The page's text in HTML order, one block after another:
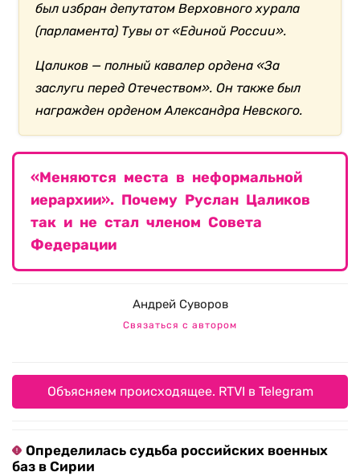
был избран депутатом Верховного хурала
(парламента) Тувы от «Единой России».
Цаликов — полный кавалер ордена «За
заслуги перед Отечеством». Он также был
награжден орденом Александра Невского.
«Меняются места в неформальной
иерархии». Почему Руслан Цаликов
так и не стал членом Совета
Федерации
Андрей Суворов
Связаться с автором
Объясняем происходящее. RTVI в Telegram
Определилась судьба российских военных
баз в Сирии